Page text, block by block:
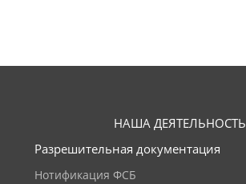
НАША ДЕЯТЕЛЬНОСТЬ
Разрешительная документация
Нотификация ФСБ